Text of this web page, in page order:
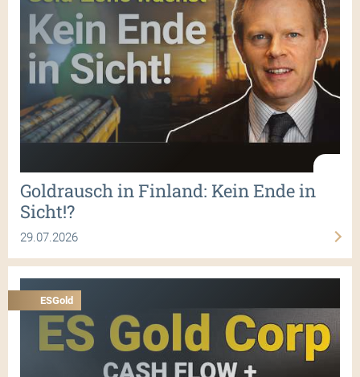
Goldrausch in Finland: Kein Ende in
Sicht!?
29.07.2026
ESGold